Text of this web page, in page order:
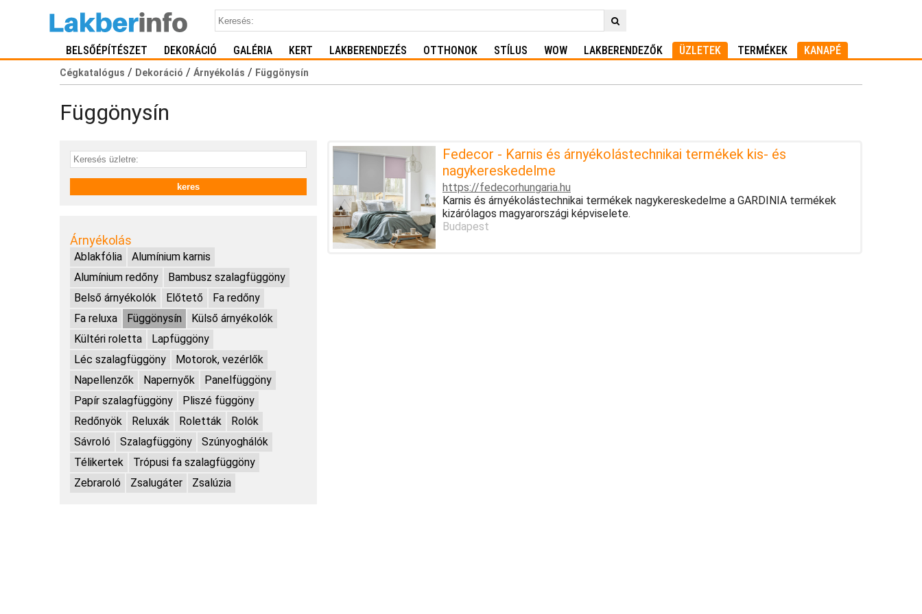
BELSŐÉPÍTÉSZET DEKORÁCIÓ GALÉRIA KERT LAKBERENDEZÉS OTTHONOK STÍLUS WOW LAKBERENDEZŐK ÜZLETEK TERMÉKEK KANAPÉ
Cégkatalógus / Dekoráció / Árnyékolás / Függönysín
Függönysín
Árnyékolás
Ablakfólia
Alumínium karnis
Alumínium redőny
Bambusz szalagfüggöny
Belső árnyékolók
Előtető
Fa redőny
Fa reluxa
Függönysín
Külső árnyékolók
Kültéri roletta
Lapfüggöny
Léc szalagfüggöny
Motorok, vezérlők
Napellenzők
Napernyők
Panelfüggöny
Papír szalagfüggöny
Pliszé függöny
Redőnyök
Reluxák Roletták
Rolók
Sávroló
Szalagfüggöny
Szúnyoghálók
Télikertek
Trópusi fa szalagfüggöny
Zebraroló
Zsalugáter Zsalúzia
Fedecor - Karnis és árnyékolástechnikai termékek kis- és
nagykereskedelme
https://fedecorhungaria.hu
Karnis és árnyékolástechnikai termékek nagykereskedelme a GARDINIA termékek
kizárólagos magyarországi képviselete.
Budapest